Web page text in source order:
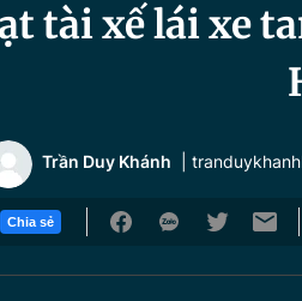
tài xế lái xe
Trần Duy Khánh |
Chia sẻ